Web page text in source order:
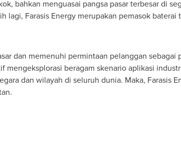
bahkan menguasai pangsa pasar terbesar di
lagi, Farasis Energy merupakan pemasok
dan memenuhi permintaan pelanggan sebagai
mengeksplorasi beragam skenario aplikasi
dan wilayah di seluruh dunia. Maka, Farasis